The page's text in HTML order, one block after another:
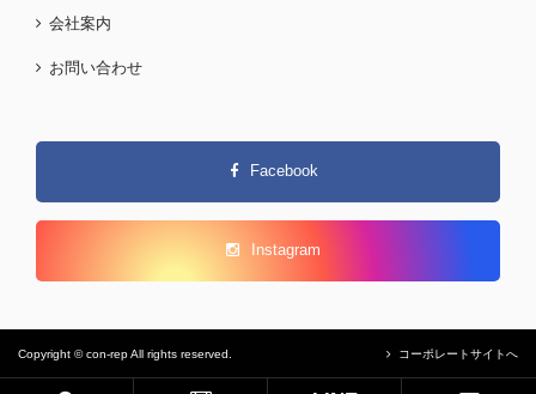
会社案内
お問い合わせ
Facebook
Instagram
Copyright © con-rep All rights reserved. コーポレートサイトへ